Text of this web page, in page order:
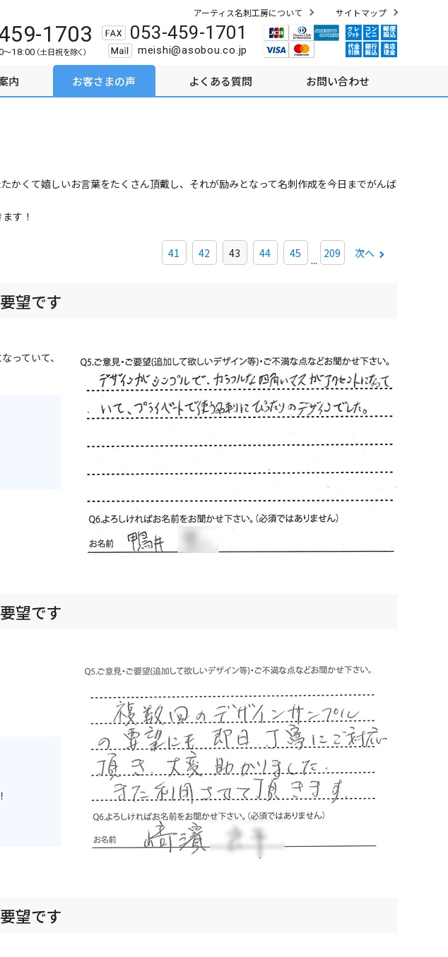
アーティス名刺工房について サイトマップ
1703
～18:00 （土日祝を除く）
053-459-1701
meishi@asobou.co.jp
内 お客さまの声 よくある質問 お問い合わせ
かくて嬉しいお言葉をたくさん頂戴し、それが励みとなって名刺作成を今日までがんば
す！
41 42 43 44 45 ... 209 次へ
望です
っていて、
望です
望です